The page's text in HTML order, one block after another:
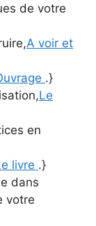
de votre
A voir et
.}
Le
en
livre .}
dans
votre